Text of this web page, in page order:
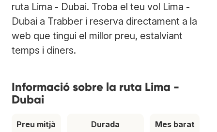
ruta Lima - Dubai. Troba el teu vol Lima -
Dubai a Trabber i reserva directament a la
web que tingui el millor preu, estalviant
temps i diners.
Informació sobre la ruta Lima -
Dubai
Preu mitjà
Durada
Mes barat